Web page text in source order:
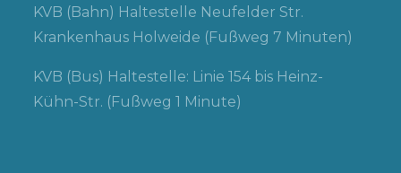
KVB (Bahn) Haltestelle Neufelder Str.
Krankenhaus Holweide (Fußweg 7 Minuten)
KVB (Bus) Haltestelle: Linie 154 bis Heinz-
Kühn-Str. (Fußweg 1 Minute)